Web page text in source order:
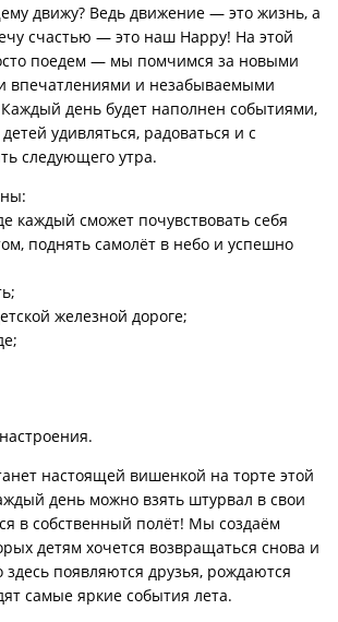
движу? Ведь движение — это жизнь, а
счастью — это наш Happy! На этой
поедем — мы помчимся за новыми
впечатлениями и незабываемыми
день будет наполнен событиями,
удивляться, радоваться и с
следующего утра.
каждый сможет почувствовать себя
поднять самолёт в небо и успешно
железной дороге;
настоящей вишенкой на торте этой
день можно взять штурвал в свои
в собственный полёт! Мы создаём
детям хочется возвращаться снова и
здесь появляются друзья, рождаются
самые яркие события лета.